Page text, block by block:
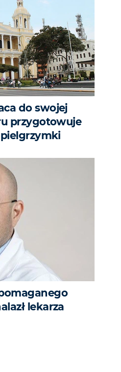
do swojej
przygotowuje
lekarza